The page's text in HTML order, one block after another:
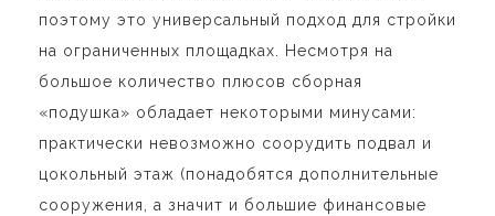
поэтому это универсальный подход для стройки
на ограниченных площадках. Несмотря на
большое количество плюсов сборная
«подушка» обладает некоторыми минусами:
практически невозможно соорудить подвал и
цокольный этаж (понадобятся дополнительные
сооружения, а значит и большие финансовые